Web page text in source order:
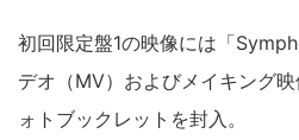
初回限定盤1の映像には「
デオ（MV）およびメイキング
ォトブックレットを封入。